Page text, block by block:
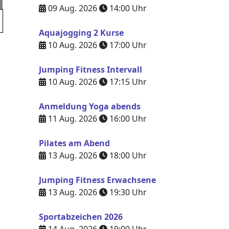
09 Aug. 2026
14:00 Uhr
Aquajogging 2 Kurse
10 Aug. 2026
17:00 Uhr
Jumping Fitness Intervall
10 Aug. 2026
17:15 Uhr
Anmeldung Yoga abends
11 Aug. 2026
16:00 Uhr
Pilates am Abend
13 Aug. 2026
18:00 Uhr
Jumping Fitness Erwachsene
13 Aug. 2026
19:30 Uhr
Sportabzeichen 2026